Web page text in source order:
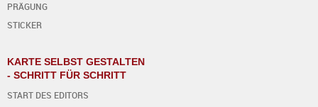
PRÄGUNG
STICKER
KARTE SELBST GESTALTEN
- SCHRITT FÜR SCHRITT
START DES EDITORS